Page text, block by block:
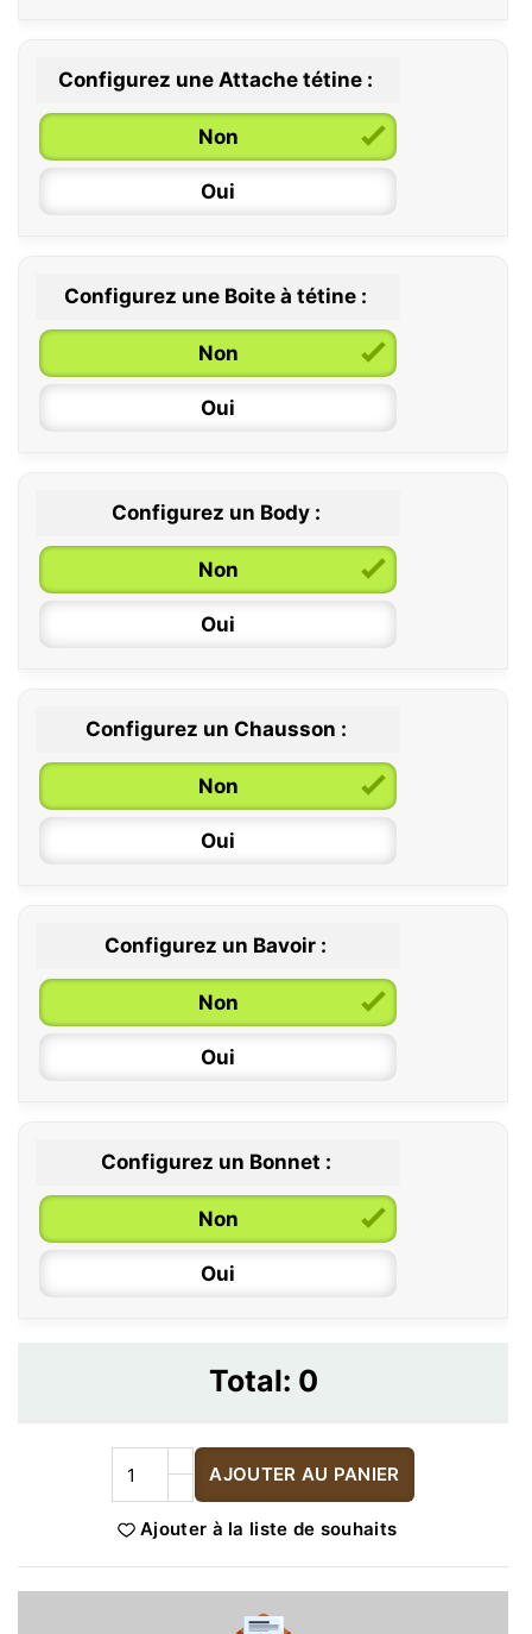
0 / 6 mois
6 / 36 mois
Configurez une Attache tétine :
Non
Oui
Configurez une Boite à tétine :
Non
Oui
Configurez un Body :
Non
Oui
0 / 6 mois
6 / 12 mois
12 / 18 mois
Configurez un Chausson :
Non
Oui
Configurez un Bavoir :
Non
Oui
Configurez un Bonnet :
Non
Oui
Total: 0
AJOUTER AU PANIER
Ajouter à la liste de souhaits